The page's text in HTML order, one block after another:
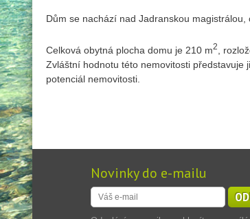
Dům se nachází nad Jadranskou
Celková obytná plocha domu je 210 m2
,
Zvláštní hodnotu této nemovitosti
potenciál nemovitosti.
Novinky do e-mailu